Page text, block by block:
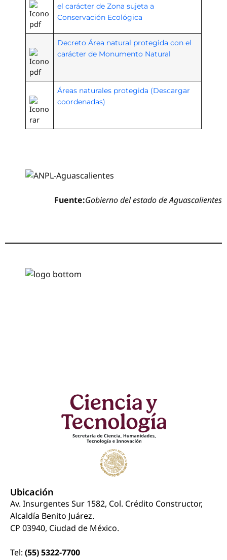
el carácter de Zona sujeta a
Conservación Ecológica
Decreto Área natural protegida con el
carácter de Monumento Natural
Áreas naturales protegida (Descargar
coordenadas)
Fuente:Gobierno del estado de Aguascalientes
Ubicación
Av. Insurgentes Sur 1582, Col. Crédito Constructor,
Alcaldía Benito Juárez.
CP 03940, Ciudad de México.
Tel: (55) 5322-7700